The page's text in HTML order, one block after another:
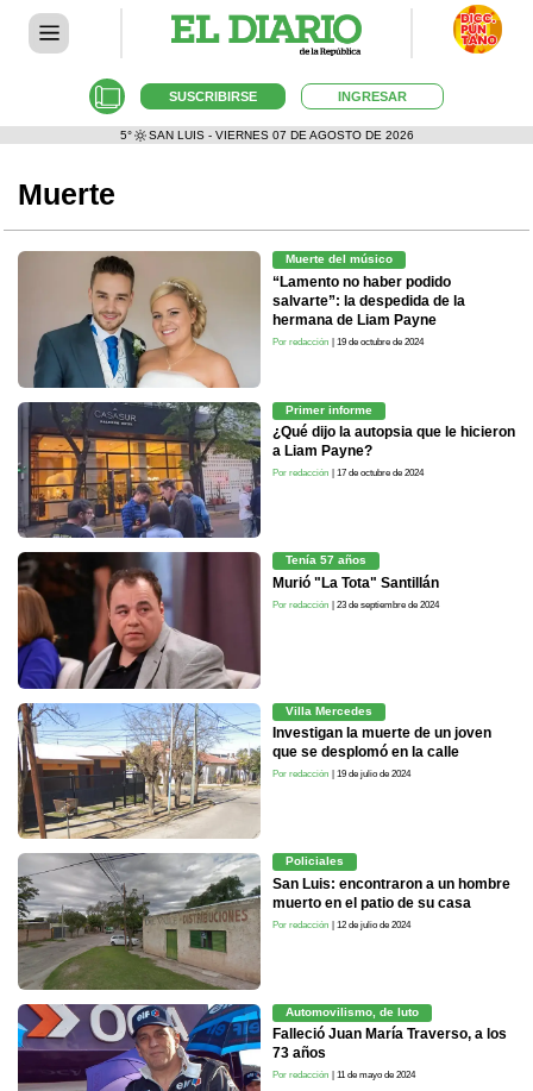
SUSCRIBIRSE INGRESAR
5° SAN LUIS - VIERNES 07 DE AGOSTO DE 2026
Muerte
Muerte del músico
“Lamento no haber podido
salvarte”: la despedida de la
hermana de Liam Payne
Por redacción | 19 de octubre de 2024
Primer informe
¿Qué dijo la autopsia que le hicieron
a Liam Payne?
Por redacción | 17 de octubre de 2024
Tenía 57 años
Murió "La Tota" Santillán
Por redacción | 23 de septiembre de 2024
Villa Mercedes
Investigan la muerte de un joven
que se desplomó en la calle
Por redacción | 19 de julio de 2024
Policiales
San Luis: encontraron a un hombre
muerto en el patio de su casa
Por redacción | 12 de julio de 2024
Automovilismo, de luto
Falleció Juan María Traverso, a los
73 años
Por redacción | 11 de mayo de 2024